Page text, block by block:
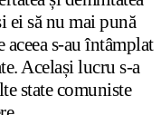
ei să nu mai pună
aceea s-au întâmplat
Același lucru s-a
state comuniste